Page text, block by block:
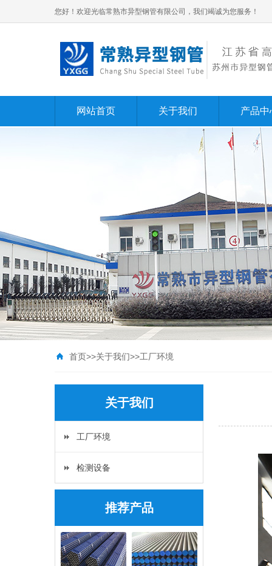
您好！欢迎光临常熟市异型钢管有限公司，我们竭诚为您服务！
网站首页 关于我们 产品中
首页>>关于我们>>工厂环境
关于我们
工厂环境
检测设备
推荐产品